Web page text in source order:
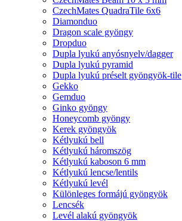
CzechMates QuadraTile 6x6
Diamonduo
Dragon scale gyöngy
Dropduo
Dupla lyukú anyósnyelv/dagger
Dupla lyukú pyramid
Dupla lyukú préselt gyöngyök-tile
Gekko
Gemduo
Ginko gyöngy
Honeycomb gyöngy
Kerek gyöngyök
Kétlyukú bell
Kétlyukú háromszög
Kétlyukú kaboson 6 mm
Kétlyukú lencse/lentils
Kétlyukú levél
Különleges formájú gyöngyök
Lencsék
Levél alakú gyöngyök